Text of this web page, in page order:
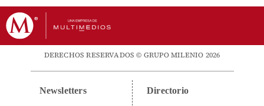
DERECHOS RESERVADOS © GRUPO MILENIO 2026
Newsletters Directorio